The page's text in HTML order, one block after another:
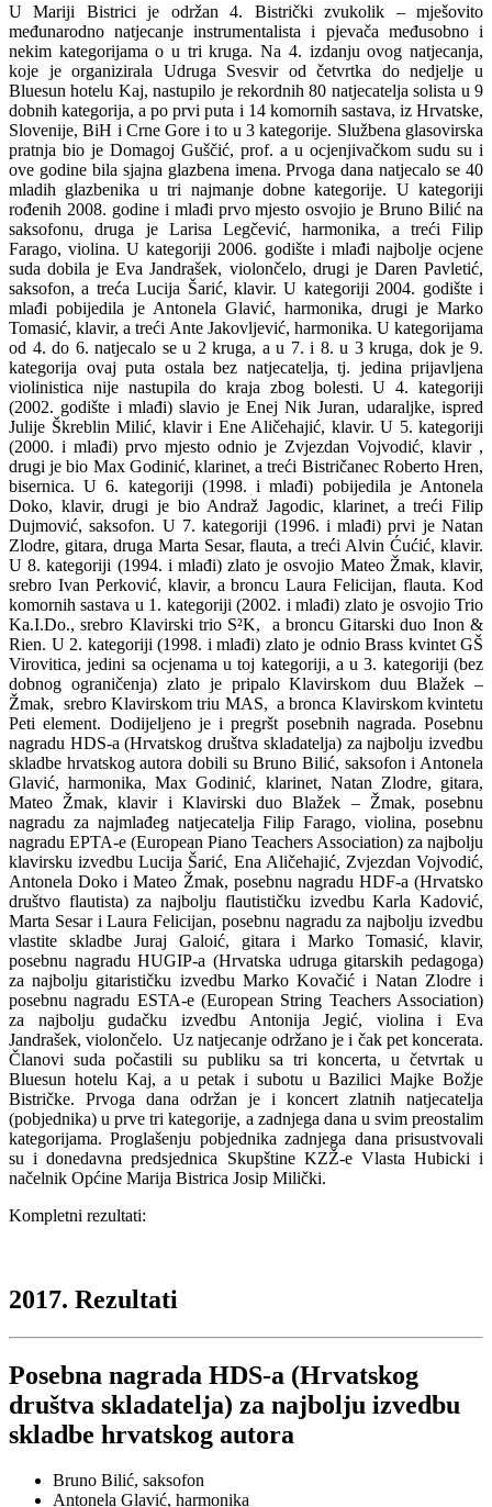
U Mariji Bistrici je održan 4. Bistrički zvukolik – mješovito
međunarodno natjecanje instrumentalista i pjevača međusobno i
nekim kategorijama o u tri kruga. Na 4. izdanju ovog natjecanja,
koje je organizirala Udruga Svesvir od četvrtka do nedjelje u
Bluesun hotelu Kaj, nastupilo je rekordnih 80 natjecatelja solista u 9
dobnih kategorija, a po prvi puta i 14 komornih sastava, iz Hrvatske,
Slovenije, BiH i Crne Gore i to u 3 kategorije. Službena glasovirska
pratnja bio je Domagoj Guščić, prof. a u ocjenjivačkom sudu su i
ove godine bila sjajna glazbena imena. Prvoga dana natjecalo se 40
mladih glazbenika u tri najmanje dobne kategorije. U kategoriji
rođenih 2008. godine i mlađi prvo mjesto osvojio je Bruno Bilić na
saksofonu, druga je Larisa Legčević, harmonika, a treći Filip
Farago, violina. U kategoriji 2006. godište i mlađi najbolje ocjene
suda dobila je Eva Jandrašek, violončelo, drugi je Daren Pavletić,
saksofon, a treća Lucija Šarić, klavir. U kategoriji 2004. godište i
mlađi pobijedila je Antonela Glavić, harmonika, drugi je Marko
Tomasić, klavir, a treći Ante Jakovljević, harmonika. U kategorijama
od 4. do 6. natjecalo se u 2 kruga, a u 7. i 8. u 3 kruga, dok je 9.
kategorija ovaj puta ostala bez natjecatelja, tj. jedina prijavljena
violinistica nije nastupila do kraja zbog bolesti. U 4. kategoriji
(2002. godište i mlađi) slavio je Enej Nik Juran, udaraljke, ispred
Julije Škreblin Milić, klavir i Ene Aličehajić, klavir. U 5. kategoriji
(2000. i mlađi) prvo mjesto odnio je Zvjezdan Vojvodić, klavir ,
drugi je bio Max Godinić, klarinet, a treći Bistričanec Roberto Hren,
bisernica. U 6. kategoriji (1998. i mlađi) pobijedila je Antonela
Doko, klavir, drugi je bio Andraž Jagodic, klarinet, a treći Filip
Dujmović, saksofon. U 7. kategoriji (1996. i mlađi) prvi je Natan
Zlodre, gitara, druga Marta Sesar, flauta, a treći Alvin Ćućić, klavir.
U 8. kategoriji (1994. i mlađi) zlato je osvojio Mateo Žmak, klavir,
srebro Ivan Perković, klavir, a broncu Laura Felicijan, flauta. Kod
komornih sastava u 1. kategoriji (2002. i mlađi) zlato je osvojio Trio
Ka.I.Do., srebro Klavirski trio S²K, a broncu Gitarski duo Inon &
Rien. U 2. kategoriji (1998. i mlađi) zlato je odnio Brass kvintet GŠ
Virovitica, jedini sa ocjenama u toj kategoriji, a u 3. kategoriji (bez
dobnog ograničenja) zlato je pripalo Klavirskom duu Blažek –
Žmak, srebro Klavirskom triu MAS, a bronca Klavirskom kvintetu
Peti element. Dodijeljeno je i pregršt posebnih nagrada. Posebnu
nagradu HDS-a (Hrvatskog društva skladatelja) za najbolju izvedbu
skladbe hrvatskog autora dobili su Bruno Bilić, saksofon i Antonela
Glavić, harmonika, Max Godinić, klarinet, Natan Zlodre, gitara,
Mateo Žmak, klavir i Klavirski duo Blažek – Žmak, posebnu
nagradu za najmlađeg natjecatelja Filip Farago, violina, posebnu
nagradu EPTA-e (European Piano Teachers Association) za najbolju
klavirsku izvedbu Lucija Šarić, Ena Aličehajić, Zvjezdan Vojvodić,
Antonela Doko i Mateo Žmak, posebnu nagradu HDF-a (Hrvatsko
društvo flautista) za najbolju flautističku izvedbu Karla Kadović,
Marta Sesar i Laura Felicijan, posebnu nagradu za najbolju izvedbu
vlastite skladbe Juraj Galoić, gitara i Marko Tomasić, klavir,
posebnu nagradu HUGIP-a (Hrvatska udruga gitarskih pedagoga)
za najbolju gitarističku izvedbu Marko Kovačić i Natan Zlodre i
posebnu nagradu ESTA-e (European String Teachers Association)
za najbolju gudačku izvedbu Antonija Jegić, violina i Eva
Jandrašek, violončelo. Uz natjecanje održano je i čak pet koncerata.
Članovi suda počastili su publiku sa tri koncerta, u četvrtak u
Bluesun hotelu Kaj, a u petak i subotu u Bazilici Majke Božje
Bistričke. Prvoga dana održan je i koncert zlatnih natjecatelja
(pobjednika) u prve tri kategorije, a zadnjega dana u svim preostalim
kategorijama. Proglašenju pobjednika zadnjega dana prisustvovali
su i donedavna predsjednica Skupštine KZŽ-e Vlasta Hubicki i
načelnik Općine Marija Bistrica Josip Milički.
Kompletni rezultati:
2017. Rezultati
Posebna nagrada HDS-a (Hrvatskog
društva skladatelja) za najbolju izvedbu
skladbe hrvatskog autora
Bruno Bilić, saksofon
Antonela Glavić, harmonika